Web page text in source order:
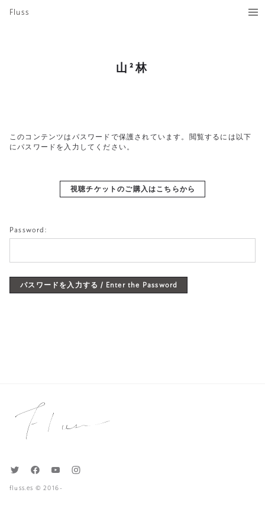
Fluss
山²林
このコンテンツはパスワードで保護されています。閲覧するには以下
にパスワードを入力してください。
視聴チケットのご購入はこちらから
Password:
パスワードを入力する / Enter the Password
fluss.es © 2016-